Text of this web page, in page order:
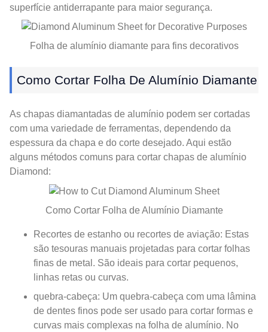
superfície antiderrapante para maior segurança.
Folha de alumínio diamante para fins decorativos
Como Cortar Folha De Alumínio Diamante
As chapas diamantadas de alumínio podem ser cortadas
com uma variedade de ferramentas, dependendo da
espessura da chapa e do corte desejado. Aqui estão
alguns métodos comuns para cortar chapas de alumínio
Diamond:
Como Cortar Folha de Alumínio Diamante
Recortes de estanho ou recortes de aviação: Estas
são tesouras manuais projetadas para cortar folhas
finas de metal. São ideais para cortar pequenos,
linhas retas ou curvas.
quebra-cabeça: Um quebra-cabeça com uma lâmina
de dentes finos pode ser usado para cortar formas e
curvas mais complexas na folha de alumínio. No